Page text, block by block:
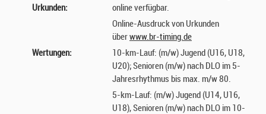
Urkunden:
online verfügbar.
Online-Ausdruck von Urkunden
überwww.br-timing.de
Wertungen:
10-km-Lauf: (m/w) Jugend (U16, U18,
U20); Senioren (m/w) nach DLO im 5-
Jahresrhythmus bis max. m/w 80.
5-km-Lauf: (m/w) Jugend (U14, U16,
U18), Senioren (m/w) nach DLO im 10-